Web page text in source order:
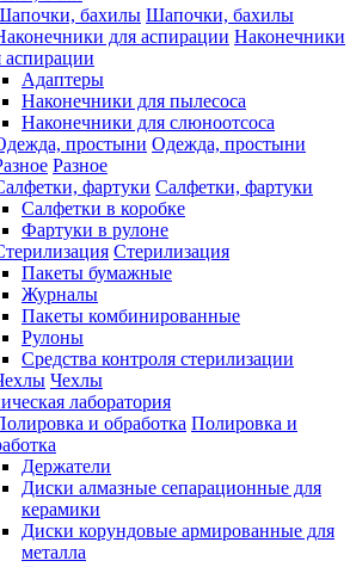
Шапочки, бахилы
Наконечники
аспирации
Адаптеры
Наконечники для пылесоса
Наконечники для слюноотсоса
Одежда, простыни
Разное
Салфетки, фартуки
Салфетки в коробке
Фартуки в рулоне
Стерилизация
Пакеты бумажные
Журналы
Пакеты комбинированные
Рулоны
Средства контроля стерилизации
Чехлы
лаборатория
Полировка и
Держатели
Диски алмазные сепарационные для
керамики
Диски корундовые армированные для
металла